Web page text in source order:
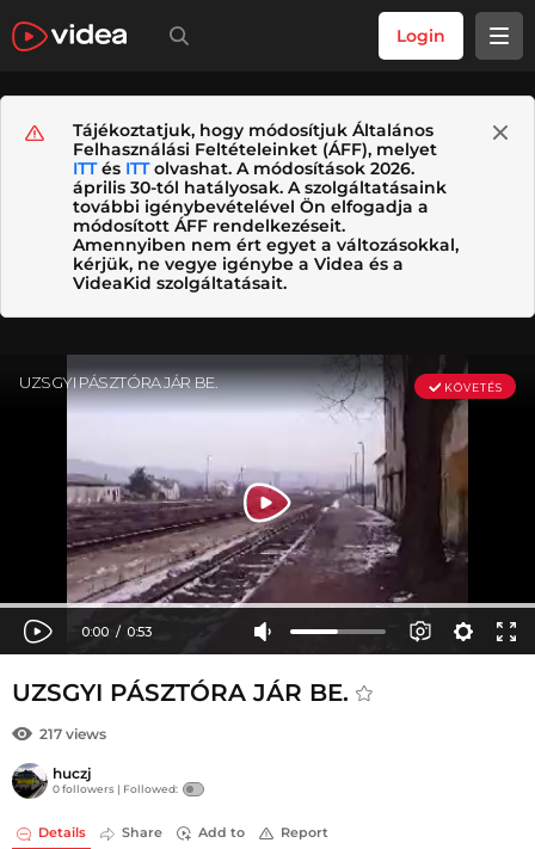
Login
Tájékoztatjuk, hogy módosítjuk Általános
Felhasználási Feltételeinket (ÁFF), melyet
ITTés ITTolvashat. A módosítások 2026.
április 30-tól hatályosak. A szolgáltatásaink
további igénybevételével Ön elfogadja a
módosított ÁFF rendelkezéseit.
Amennyiben nem ért egyet a változásokkal,
kérjük, ne vegye igénybe a Videa és a
VideaKid szolgáltatásait.
UZSGYI PÁSZTÓRA JÁR BE.
217 views
huczj
0 followers | Followed:
Details Share Add to Report